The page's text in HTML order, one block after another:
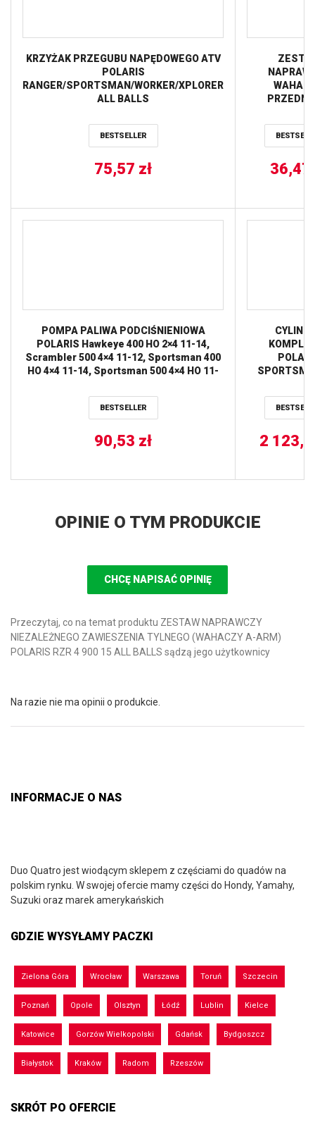
KRZYŻAK PRZEGUBU NAPĘDOWEGO ATV
POLARIS
RANGER/SPORTSMAN/WORKER/XPLORER
ALL BALLS
BESTSELLER
75,57 zł
550/570/850/
36,47
POMPA PALIWA PODCIŚNIENIOWA
POLARIS Hawkeye 400 HO 2×4 11-14,
Scrambler 500 4×4 11-12, Sportsman 400
HO 4×4 11-14, Sportsman 500 4×4 HO 11-
Sportsman Touring 500 11-13, Trail
Blazer 330 11-13, Trail Boss 33 ALL BALLS
BESTSELLER
90,53 zł
80MM
2
OPINIE O TYM PRODUKCIE
CHCĘ NAPISAĆ OPINIĘ
Przeczytaj, co na temat produktu ZESTAW NAPRAWCZY
NIEZALEŻNEGO ZAWIESZENIA TYLNEGO (WAHACZY A-ARM)
POLARIS RZR 4 900 15 ALL BALLS sądzą jego użytkownicy
Na razie nie ma opinii o produkcie.
INFORMACJE O NAS
Duo Quatro jest wiodącym sklepem z częściami do quadów na
polskim rynku. W swojej ofercie mamy części do Hondy, Yamahy,
Suzuki oraz marek amerykańskich
GDZIE WYSYŁAMY PACZKI
Zielona Góra Wrocław Warszawa Toruń Szczecin
Poznań Opole Olsztyn Łódź Lublin Kielce
Katowice Gorzów Wielkopolski Gdańsk Bydgoszcz
Białystok Kraków Radom Rzeszów
SKRÓT PO OFERCIE